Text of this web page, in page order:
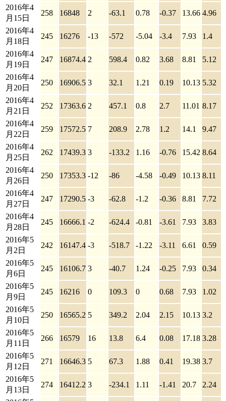
2016年4
月15日
258 16848 2 -63.1 0.78 -0.37 13.66 4.96
2016年4
月18日
245 16276 -13 -572 -5.04 -3.4 7.93 1.4
2016年4
月19日
247 16874.4 2 598.4 0.82 3.68 8.81 5.12
2016年4
月20日
250 16906.5 3 32.1 1.21 0.19 10.13 5.32
2016年4
月21日
252 17363.6 2 457.1 0.8 2.7 11.01 8.17
2016年4
月22日
259 17572.5 7 208.9 2.78 1.2 14.1 9.47
2016年4
月25日
262 17439.3 3 -133.2 1.16 -0.76 15.42 8.64
2016年4
月26日
250 17353.3 -12 -86 -4.58 -0.49 10.13 8.11
2016年4
月27日
247 17290.5 -3 -62.8 -1.2 -0.36 8.81 7.72
2016年4
月28日
245 16666.1 -2 -624.4 -0.81 -3.61 7.93 3.83
2016年5
月2日
242 16147.4 -3 -518.7 -1.22 -3.11 6.61 0.59
2016年5
月6日
245 16106.7 3 -40.7 1.24 -0.25 7.93 0.34
2016年5
月9日
245 16216 0 109.3 0 0.68 7.93 1.02
2016年5
月10日
250 16565.2 5 349.2 2.04 2.15 10.13 3.2
2016年5
月11日
266 16579 16 13.8 6.4 0.08 17.18 3.28
2016年5
月12日
271 16646.3 5 67.3 1.88 0.41 19.38 3.7
2016年5
月13日
274 16412.2 3 -234.1 1.11 -1.41 20.7 2.24